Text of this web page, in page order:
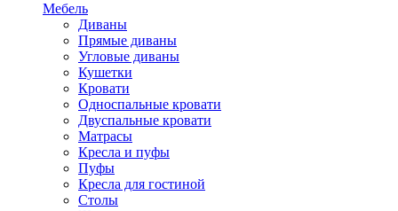
Мебель
Диваны
Прямые диваны
Угловые диваны
Кушетки
Кровати
Односпальные кровати
Двуспальные кровати
Матрасы
Кресла и пуфы
Пуфы
Кресла для гостиной
Столы